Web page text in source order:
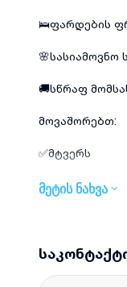
🛌ფარდების
🌸სასიამოვნო
🚚სწრაფ
მოვაშორებთ:
✅მტვერს
✅ლაქებს
იზრუნეთ
მეტის ნახვა